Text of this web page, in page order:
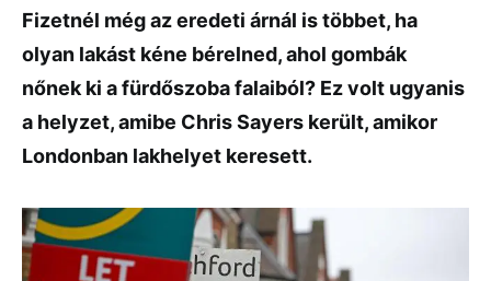
Fizetnél még az eredeti árnál is többet, ha
olyan lakást kéne bérelned, ahol gombák
nőnek ki a fürdőszoba falaiból? Ez volt ugyanis
a helyzet, amibe Chris Sayers került, amikor
Londonban lakhelyet keresett.